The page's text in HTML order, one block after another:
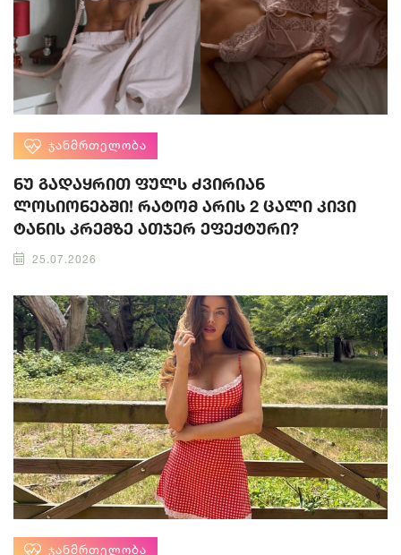
ᲯᲐᲜᲛᲠᲗᲔᲚᲝᲑᲐ
ნუ გადაყრით ფულს ძვირიან
ლოსიონებში! რატომ არის 2 ცალი კივი
ტანის კრემზე ათჯერ ეფექტური?
25.07.2026
ᲯᲐᲜᲛᲠᲗᲔᲚᲝᲑᲐ